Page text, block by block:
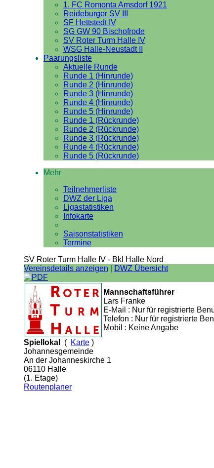
1. FC Romonta Amsdorf 1921
Reideburger SV III
SF Hettstedt IV
SG GW 90 Bischofrode
SV Roter Turm Halle IV
WSG Halle-Neustadt II
Paarungsliste
Aktuelle Runde
Runde 1 (Hinrunde)
Runde 2 (Hinrunde)
Runde 3 (Hinrunde)
Runde 4 (Hinrunde)
Runde 5 (Hinrunde)
Runde 1 (Rückrunde)
Runde 2 (Rückrunde)
Runde 3 (Rückrunde)
Runde 4 (Rückrunde)
Runde 5 (Rückrunde)
Mehr
Teilnehmerliste
DWZ der Liga
Ligastatistiken
Infokarte
Saisonstatistiken
Termine
SV Roter Turm Halle IV - Bkl Halle Nord
Vereinsdetails anzeigen
DWZ Übersicht
Mannschaftsführer
Lars Franke
E-Mail : Nur für registrierte
Telefon : Nur für registrierte
Mobil : Keine Angabe
Spiellokal
( Karte)
Johannesgemeinde
An der Johanneskirche 1
06110 Halle
(1. Etage)
Routenplaner